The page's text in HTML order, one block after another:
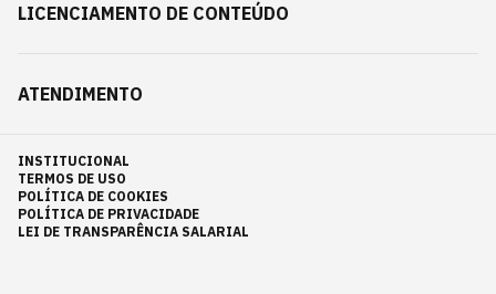
LICENCIAMENTO DE CONTEÚDO
ATENDIMENTO
INSTITUCIONAL
TERMOS DE USO
POLÍTICA DE COOKIES
POLÍTICA DE PRIVACIDADE
LEI DE TRANSPARÊNCIA SALARIAL